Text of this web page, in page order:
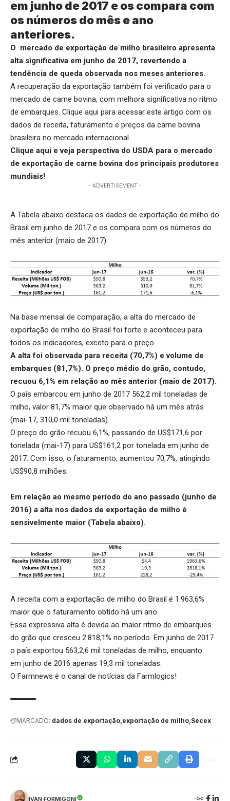
em junho de 2017 e os compara com
os números do mês e ano
anteriores.
O mercado de exportação de milho brasileiro apresenta
alta significativa em junho de 2017, revertendo a
tendência de queda observada nos meses anteriores.
A recuperação da exportação também foi verificado para o
mercado de carne bovina, com melhora significativa no ritmo
de embarques. Clique aqui para acessar este artigo com os
dados de receita, faturamento e preços da carne bovina
brasileira no mercado internacional.
Clique aqui e veja perspectiva do USDA para o mercado
de exportação de carne bovina dos principais produtores
mundiais!
- ADVERTISEMENT -
A Tabela abaixo destaca os dados de exportação de milho do
Brasil em junho de 2017 e os compara com os números do
mês anterior (maio de 2017).
Na base mensal de comparação, a alta do mercado de
exportação de milho do Brasil foi forte e aconteceu para
todos os indicadores, exceto para o preço.
A alta foi observada para receita (70,7%) e volume de
embarques (81,7%). O preço médio do grão, contudo,
recuou 6,1% em relação ao mês anterior (maio de 2017).
O país embarcou em junho de 2017 562,2 mil toneladas de
milho, valor 81,7% maior que observado há um mês atrás
(mai-17, 310,0 mil toneladas).
O preço do grão recuou 6,1%, passando de US$171,6 por
tonelada (mai-17) para US$161,2 por tonelada em junho de
2017. Com isso, o faturamento, aumentou 70,7%, atingindo
US$90,8 milhões.
Em relação ao mesmo período do ano passado (junho de
2016) a alta nos dados de exportação de milho é
sensivelmente maior (Tabela abaixo).
A receita com a exportação de milho do Brasil é 1.963,6%
maior que o faturamento obtido há um ano.
Essa expressiva alta é devida ao maior ritmo de embarques
do grão que cresceu 2.818,1% no período. Em junho de 2017
o país exportou 563,2,6 mil toneladas de milho, enquanto
em junho de 2016 apenas 19,3 mil toneladas.
O Farmnews é o canal de notícias da Farmlogics!
MARCADO: dados de exportação exportação de milho Secex
IVAN FORMIGONI